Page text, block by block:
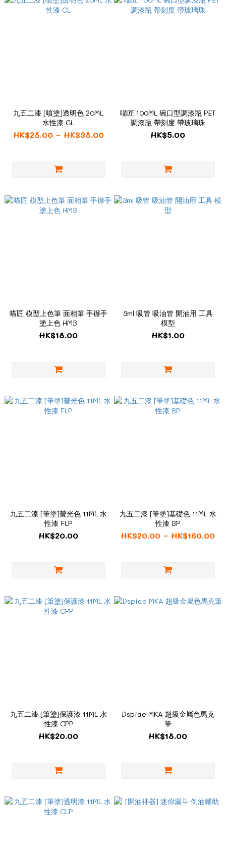
九五二漆 [噴塗]透明色 20ML
水性漆 CL
HK$28.00 ~ HK$38.00
喵匠 100ML 碗口型調漆瓶 PET
調漆瓶 帶刻度 帶玻璃珠
HK$5.00
喵匠 模型上色筆 面相筆 手辦手
塗上色 HMB
HK$18.00
3ml 吸管 吸油管 開油用 工具
模型
HK$1.00
九五二漆 [筆塗]螢光色 11ML 水
性漆 FLP
HK$20.00
九五二漆 [筆塗]基礎色 11ML 水
性漆 BP
HK$20.00 ~ HK$160.00
九五二漆 [筆塗]保護漆 11ML 水
性漆 CPP
HK$20.00
Dspiae MKA 超級金屬色馬克
筆
HK$18.00